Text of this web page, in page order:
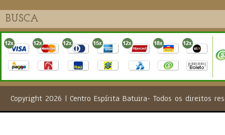
Copyright 2026 | Centro Espírita Batuira- Todos os